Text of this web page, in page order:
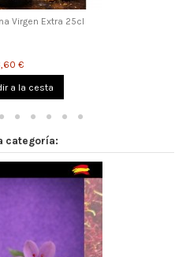
Virgen Extra 25cl
€
a la cesta
categoría: